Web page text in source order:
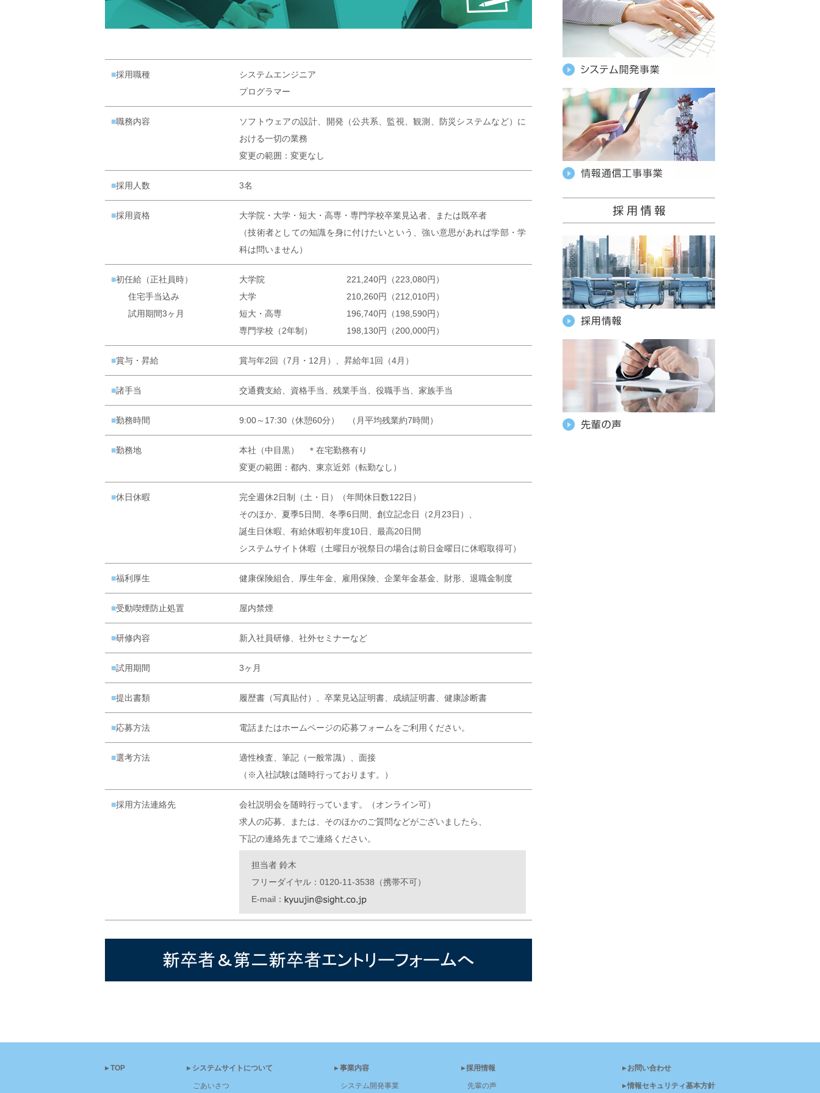
■採用職種
システムエンジニア
プログラマー
■職務内容
ソフトウェアの設計、開発（公共系、監視、観測、防災システムなど）に
おける一切の業務
変更の範囲：変更なし
■採用人数 3名
■採用資格
大学院・大学・短大・高専・専門学校卒業見込者、または既卒者
（技術者としての知識を身に付けたいという、強い意思があれば学部・学
科は問いません）
■初任給（正社員時）
住宅手当込み
試用期間3ヶ月
大学院
221,240円（223,080円）
大学
210,260円（212,010円）
短大・高専
196,740円（198,590円）
専門学校（2年制）
198,130円（200,000円）
■賞与・昇給 賞与年2回（7月・12月）、昇給年1回（4月）
■諸手当 交通費支給、資格手当、残業手当、役職手当、家族手当
■勤務時間 9:00～17:30（休憩60分） （月平均残業約7時間）
■勤務地
本社（中目黒） ＊在宅勤務有り
変更の範囲：都内、東京近郊（転勤なし）
■休日休暇
完全週休2日制（土・日）（年間休日数122日）
そのほか、夏季5日間、冬季6日間、創立記念日（2月23日）、
誕生日休暇、有給休暇初年度10日、最高20日間
システムサイト休暇（土曜日が祝祭日の場合は前日金曜日に休暇取得可）
■福利厚生 健康保険組合、厚生年金、雇用保険、企業年金基金、財形、退職金制度
■受動喫煙防止処置 屋内禁煙
■研修内容 新入社員研修、社外セミナーなど
■試用期間 3ヶ月
■提出書類 履歴書（写真貼付）、卒業見込証明書、成績証明書、健康診断書
■応募方法 電話またはホームページの応募フォームをご利用ください。
■選考方法
適性検査、筆記（一般常識）、面接
（※入社試験は随時行っております。）
■採用方法連絡先
会社説明会を随時行っています。（オンライン可）
求人の応募、または、そのほかのご質問などがございましたら、
下記の連絡先までご連絡ください。
担当者 鈴木
フリーダイヤル：0120-11-3538（携帯不可）
E-mail：
▸TOP ▸システムサイトについて
ごあいさつ
▸事業内容
システム開発事業
▸採用情報
先輩の声
▸お問い合わせ
▸情報セキュリティ基本方針